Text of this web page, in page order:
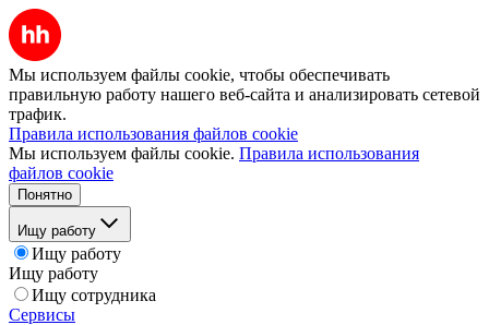
Мы используем файлы cookie, чтобы обеспечивать
правильную работу нашего веб-сайта и анализировать сетевой
трафик.
Правила использования файлов cookie
Мы используем файлы cookie. Правила использования
файлов cookie
Понятно
Ищу работу
Ищу работу
Ищу работу
Ищу сотрудника
Сервисы